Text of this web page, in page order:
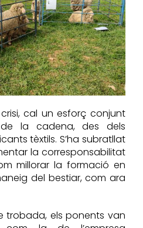
cal un esforç conjunt
la cadena, des dels
tèxtils. S’ha subratllat
la corresponsabilitat
millorar la formació en
del bestiar, com ara
trobada, els ponents van